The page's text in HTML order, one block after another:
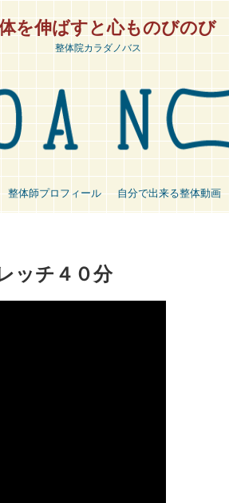
を伸ばすと心ものびのび
整体院カラダノバス
整体師プロフィール 自分で出来る整体動画
ッチ４０分